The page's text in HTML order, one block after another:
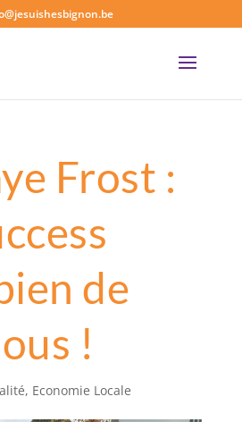
Frost :
de
!
, Economie Locale